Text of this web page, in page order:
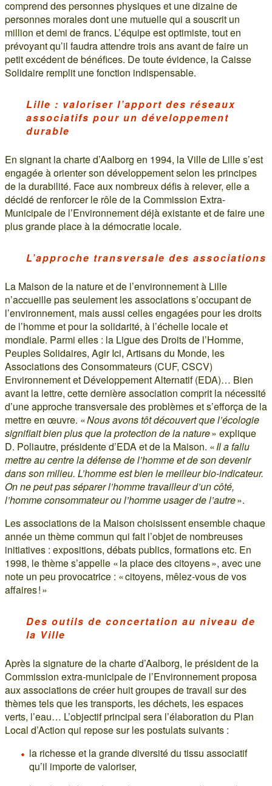
comprend des personnes physiques et une dizaine de
personnes morales dont une mutuelle qui a souscrit un
million et demi de francs. L’équipe est optimiste, tout en
prévoyant qu’il faudra attendre trois ans avant de faire un
petit excédent de bénéfices. De toute évidence, la Caisse
Solidaire remplit une fonction indispensable.
Lille : valoriser l’apport des réseaux
associatifs pour un développement
durable
En signant la charte d’Aalborg en 1994, la Ville de Lille s’est
engagée à orienter son développement selon les principes
de la durabilité. Face aux nombreux défis à relever, elle a
décidé de renforcer le rôle de la Commission Extra-
Municipale de l’Environnement déjà existante et de faire une
plus grande place à la démocratie locale.
L’approche transversale des associations
La Maison de la nature et de l’environnement à Lille
n’accueille pas seulement les associations s’occupant de
l’environnement, mais aussi celles engagées pour les droits
de l’homme et pour la solidarité, à l’échelle locale et
mondiale. Parmi elles : la Ligue des Droits de l’Homme,
Peuples Solidaires, Agir Ici, Artisans du Monde, les
Associations des Consommateurs (CUF, CSCV)
Environnement et Développement Alternatif (EDA)… Bien
avant la lettre, cette dernière association comprit la nécessité
d’une approche transversale des problèmes et s’efforça de la
mettre en œuvre. «Nous avons tôt découvert que l’écologie
signifiait bien plus que la protection de la nature» explique
D. Poliautre, présidente d’EDA et de la Maison. «Il a fallu
mettre au centre la défense de l’homme et de son devenir
dans son milieu. L’homme est bien le meilleur bio-indicateur.
On ne peut pas séparer l’homme travailleur d’un côté,
l’homme consommateur ou l’homme usager de l’autre».
Les associations de la Maison choisissent ensemble chaque
année un thème commun qui fait l’objet de nombreuses
initiatives : expositions, débats publics, formations etc. En
1998, le thème s’appelle « la place des citoyens », avec une
note un peu provocatrice : « citoyens, mêlez-vous de vos
affaires ! »
Des outils de concertation au niveau de
la Ville
Après la signature de la charte d’Aalborg, le président de la
Commission extra-municipale de l’Environnement proposa
aux associations de créer huit groupes de travail sur des
thèmes tels que les transports, les déchets, les espaces
verts, l’eau… L’objectif principal sera l’élaboration du Plan
Local d’Action qui repose sur les postulats suivants :
la richesse et la grande diversité du tissu associatif
qu’il importe de valoriser,